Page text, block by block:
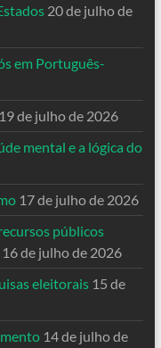
20 de julho de
em Português-
19 de julho de 2026
mental e a lógica do
17 de julho de 2026
públicos
16 de julho de 2026
eleitorais 15 de
14 de julho de